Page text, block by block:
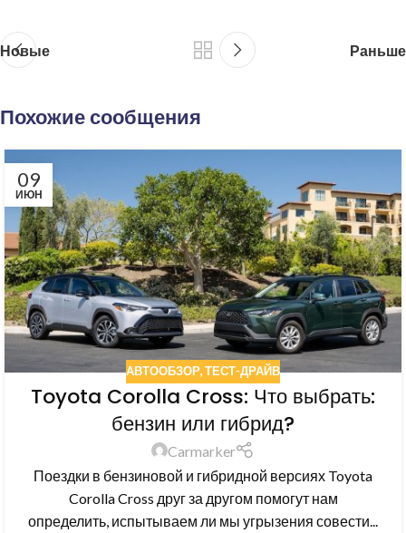
Новые Раньше
Похожие сообщения
09
ИЮН
АВТООБЗОР,ТЕСТ-ДРАЙВ
Toyota Corolla Cross: Что выбрать:
бензин или гибрид?
Carmarker
Поездки в бензиновой и гибридной версиях Toyota
Corolla Cross друг за другом помогут нам
определить, испытываем ли мы угрызения совести...